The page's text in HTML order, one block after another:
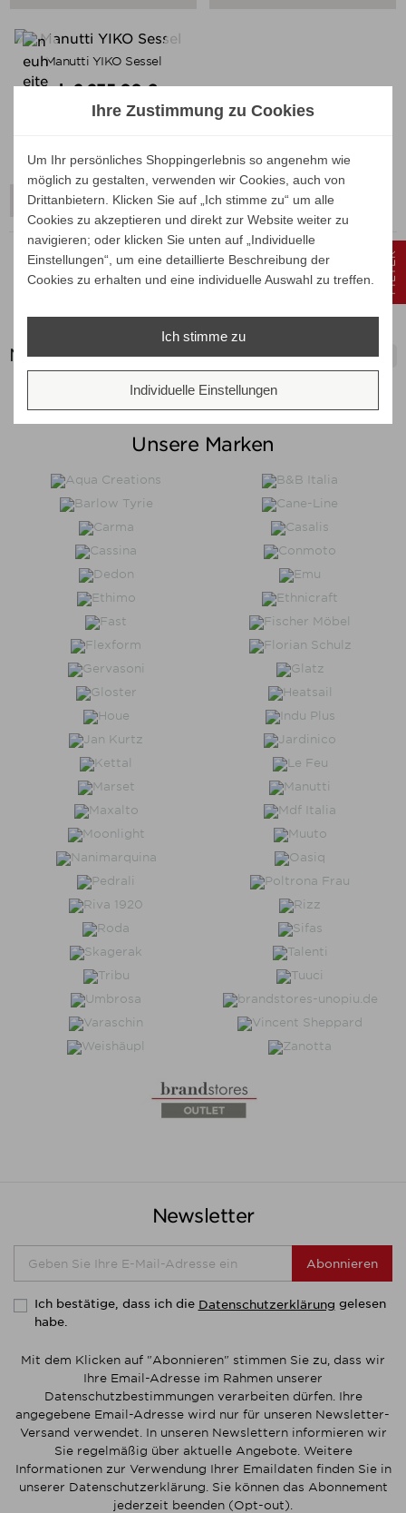
Navigation 
Manutti YIKO Sessel
Verkaufspreis
ab 2.235,00 €
Preis
2.112,07 €
absolut versandkostenfrei
ALLE VARIANTEN ZEIGEN
Manutti Outdoor Sessel
Unsere Marken
Newsletter
Abonnieren
Ich bestätige, dass ich die Datenschutzerklärung gelesen
habe.
Mit dem Klicken auf "Abonnieren" stimmen Sie zu, dass wir
Ihre Email-Adresse im Rahmen unserer
Datenschutzbestimmungen verarbeiten dürfen. Ihre
angegebene Email-Adresse wird nur für unseren Newsletter-
Versand verwendet. In unseren Newslettern informieren wir
Sie regelmäßig über aktuelle Angebote. Weitere
Informationen zur Verwendung Ihrer Emaildaten finden Sie in
unserer Datenschutzerklärung. Sie können das Abonnement
jederzeit beenden (Opt-out).
Ihre Zustimmung zu Cookies
Um Ihr persönliches Shoppingerlebnis so angenehm wie
möglich zu gestalten, verwenden wir Cookies, auch von
Drittanbietern. Klicken Sie auf „Ich stimme zu“ um alle
Cookies zu akzeptieren und direkt zur Website weiter zu
navigieren; oder klicken Sie unten auf „Individuelle
Einstellungen“, um eine detaillierte Beschreibung der
Cookies zu erhalten und eine individuelle Auswahl zu treffen.
Ich stimme zu
Individuelle Einstellungen
FILTER